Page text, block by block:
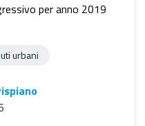
per anno 2019
urbani